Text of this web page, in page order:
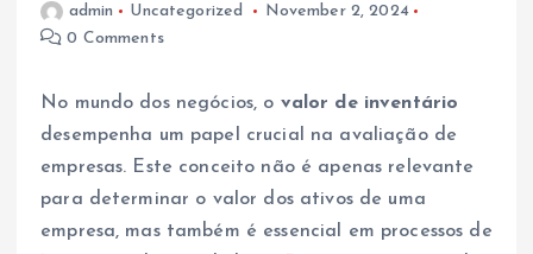
admin Uncategorized
November 2, 2024
0 Comments
No mundo dos negócios, o valor de inventário
desempenha um papel crucial na avaliação de
empresas. Este conceito não é apenas relevante
para determinar o valor dos ativos de uma
empresa, mas também é essencial em processos de